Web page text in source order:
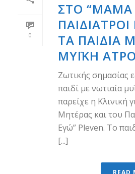
0
ΣΤΟ “ΜΑΜΆ
ΤΑ ΠΑΙΔΙΆ
ΜΥΪΚΉ
Ζωτικής σημασίας
παιδί με νωτιαία
παρείχε η Κλινική
Μητέρας και του
Εγώ” Pleven. Το
[...]
READ